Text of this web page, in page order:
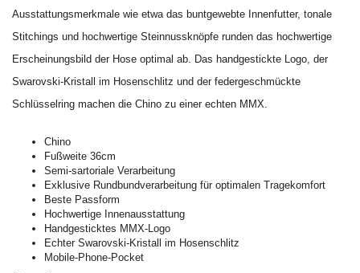
Ausstattungsmerkmale wie etwa das buntgewebte Innenfutter, tonale
Stitchings und hochwertige Steinnussknöpfe runden das hochwertige
Erscheinungsbild der Hose optimal ab. Das handgestickte Logo, der
Swarovski-Kristall im Hosenschlitz und der federgeschmückte
Schlüsselring machen die Chino zu einer echten MMX.
Chino
Fußweite 36cm
Semi-sartoriale Verarbeitung
Exklusive Rundbundverarbeitung für optimalen Tragekomfort
Beste Passform
Hochwertige Innenausstattung
Handgesticktes MMX-Logo
Echter Swarovski-Kristall im Hosenschlitz
Mobile-Phone-Pocket